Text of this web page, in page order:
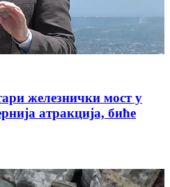
железнички мост у
атракција, биће